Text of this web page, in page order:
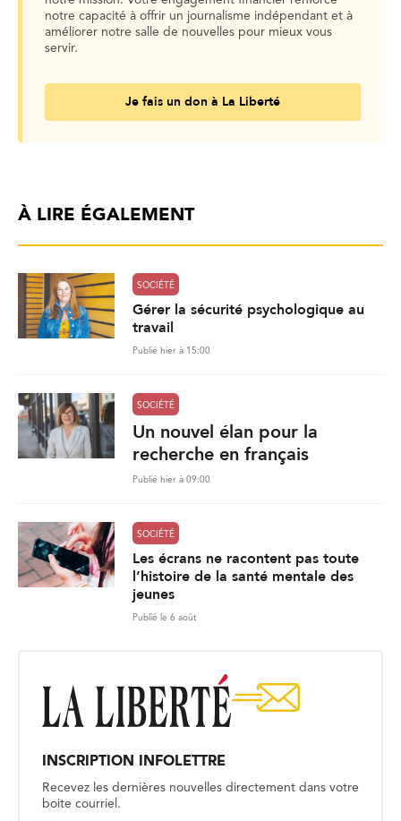
notre capacité à offrir un journalisme indépendant et à
améliorer notre salle de nouvelles pour mieux vous
servir.
Je fais un don à La Liberté
À LIRE ÉGALEMENT
SOCIÉTÉ
Gérer la sécurité psychologique au
travail
Publié hier à 15:00
SOCIÉTÉ
Un nouvel élan pour la
recherche en français
Publié hier à 09:00
SOCIÉTÉ
Les écrans ne racontent pas toute
l’histoire de la santé mentale des
jeunes
Publié le 6 août
INSCRIPTION INFOLETTRE
Recevez les dernières nouvelles directement dans votre
boite courriel.